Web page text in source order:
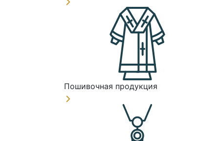
Пошивочная продукция